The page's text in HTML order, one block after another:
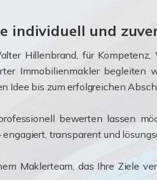
individuell und
Hillenbrand, für Kompetenz,
Immobilienmakler begleiten
Idee bis zum erfolgreichen
bewerten lassen
transparent und
Maklerteam, das Ihre Ziele